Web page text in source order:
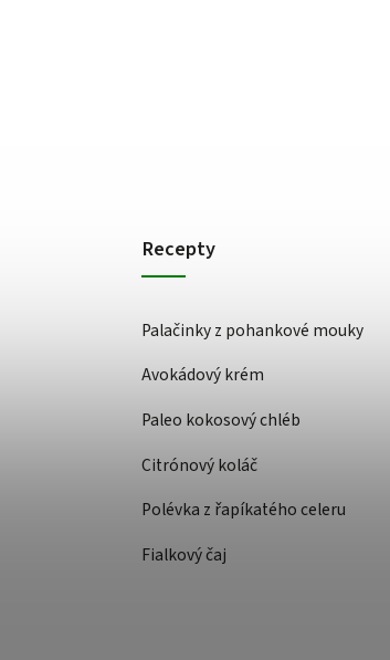
Recepty
Palačinky z pohankové mouky
Avokádový krém
Paleo kokosový chléb
Citrónový koláč
Polévka z řapíkatého celeru
Fialkový čaj